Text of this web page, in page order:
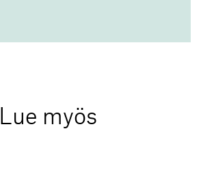
Lue myös